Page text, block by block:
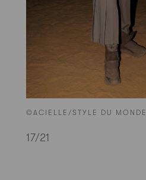
©ACIELLE/STYLE DU MONDE
17/21